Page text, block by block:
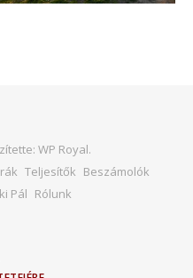
WP Royal.
Teljesítők Beszámolók
Pál Rólunk